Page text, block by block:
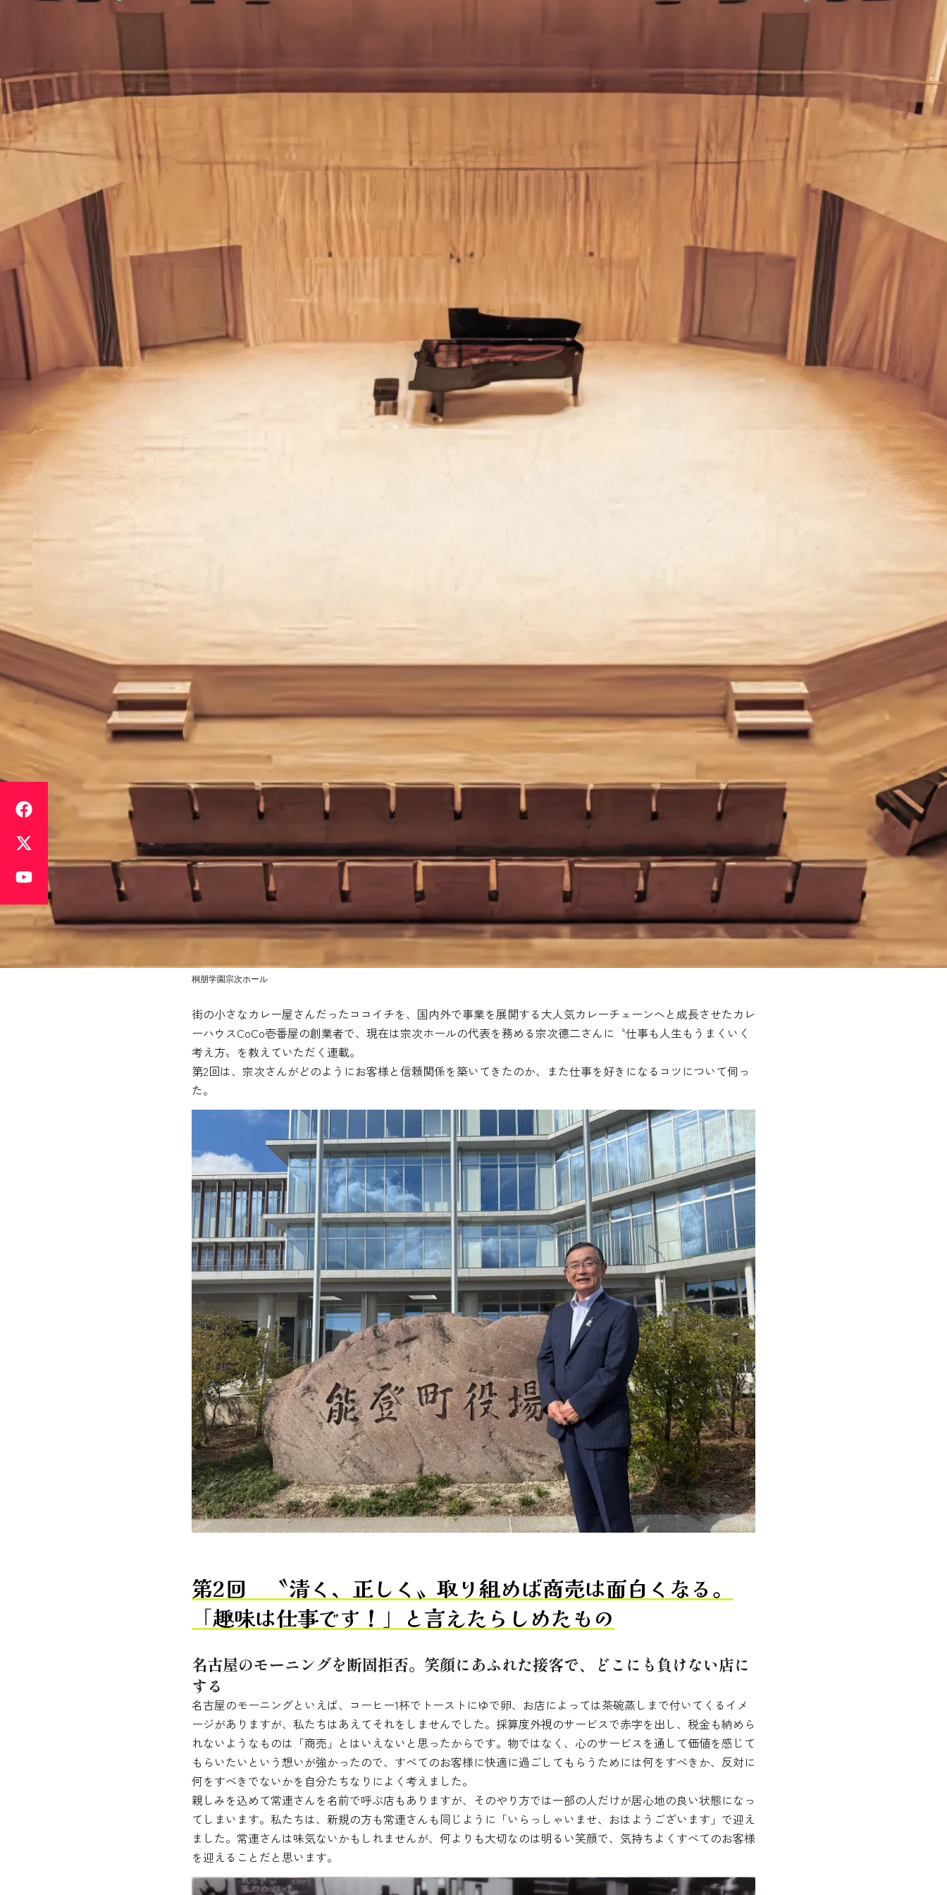
桐朋学園宗次ホール
街の小さなカレー屋さんだったココイチを、国内外で事業を展開する大人気カレーチェーンへと成長させたカレ
ーハウスCoCo壱番屋の創業者で、現在は宗次ホールの代表を務める宗次德二さんに〝仕事も人生もうまくいく
考え方〟を教えていただく連載。
第2回は、宗次さんがどのようにお客様と信頼関係を築いてきたのか、また仕事を好きになるコツについて伺っ
た。
第2回 〝清く、正しく〟取り組めば商売は面白くなる。
「趣味は仕事です！」と言えたらしめたもの
名古屋のモーニングを断固拒否。笑顔にあふれた接客で、どこにも負けない店に
する
名古屋のモーニングといえば、コーヒー1杯でトーストにゆで卵、お店によっては茶碗蒸しまで付いてくるイメ
ージがありますが、私たちはあえてそれをしませんでした。採算度外視のサービスで赤字を出し、税金も納めら
れないようなものは「商売」とはいえないと思ったからです。物ではなく、心のサービスを通して価値を感じて
もらいたいという想いが強かったので、すべてのお客様に快適に過ごしてもらうためには何をすべきか、反対に
何をすべきでないかを自分たちなりによく考えました。
親しみを込めて常連さんを名前で呼ぶ店もありますが、そのやり方では一部の人だけが居心地の良い状態になっ
てしまいます。私たちは、新規の方も常連さんも同じように「いらっしゃいませ、おはようございます」で迎え
ました。常連さんは味気ないかもしれませんが、何よりも大切なのは明るい笑顔で、気持ちよくすべてのお客様
を迎えることだと思います。